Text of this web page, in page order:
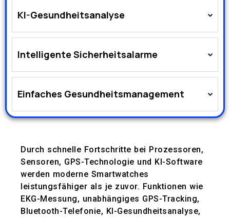
KI-Gesundheitsanalyse
Intelligente Sicherheitsalarme
Einfaches Gesundheitsmanagement
Durch schnelle Fortschritte bei Prozessoren,
Sensoren, GPS-Technologie und KI-Software
werden moderne Smartwatches
leistungsfähiger als je zuvor. Funktionen wie
EKG-Messung, unabhängiges GPS-Tracking,
Bluetooth-Telefonie, KI-Gesundheitsanalyse,